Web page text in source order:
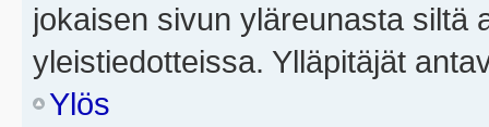
jokaisen sivun yläreunasta siltä
yleistiedotteissa. Ylläpitäjät
Ylös